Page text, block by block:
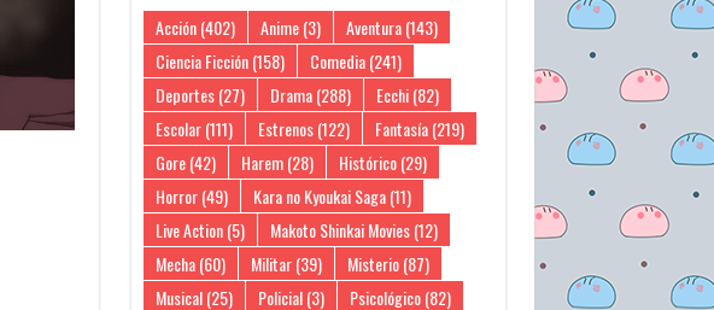
Acción(402) Anime(3) Aventura(143)
Ciencia Ficción(158) Comedia(241)
Deportes(27) Drama(288) Ecchi(82)
Escolar(111) Estrenos(122) Fantasía(219)
Gore(42) Harem(28) Histórico(29)
Horror(49) Kara no Kyoukai Saga(11)
Live Action(5) Makoto Shinkai Movies(12)
Mecha(60) Militar(39) Misterio(87)
Musical(25) Policial(3) Psicológico(82)